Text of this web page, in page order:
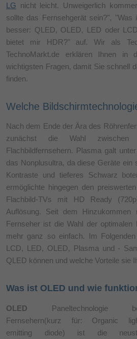
LG nicht leicht. Unweigerlich
sollte das Fernsehgerät sein?",
besser: QLED, OLED, LED oder
bietet mir HDR?" auf. Wir als
TechnoMarkt.de erklären Ihnen in
wichtigsten Fragen, damit Sie schnell
finden.
Welche
Nach dem Ende der Ära des
zunächst die Wahl
Flachbildfernsehern. Plasma galt
das Nonplusultra, da diese Geräte ein
Kontraste und tieferes Schwarz
ermöglichte hingegen den
Flachbild-TVs mit HD Ready
Auflösung. Seit dem
Fernseher ist die Wahl der optimalen
mehr ganz so einfach. Im
LCD, LED, OLED, Plasma und -
QLED können und welche Vorteile sie
Was ist OLED und wie
OLED Paneltechnologie
Fernsehern(kurz für: Organic
emitting diode) ist die